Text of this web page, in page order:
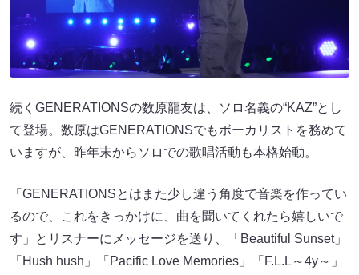
続くGENERATIONSの数原龍友は、ソロ名義の“KAZ”とし
て登場。数原はGENERATIONSでもボーカリストを務めて
いますが、昨年末からソロでの歌唱活動も本格始動。
「GENERATIONSとはまた少し違う角度で音楽を作ってい
るので、これをきっかけに、曲を聞いてくれたら嬉しいで
す」とリスナーにメッセージを送り、「Beautiful Sunset」
「Hush hush」「Pacific Love Memories」「F.L.L～4y～」